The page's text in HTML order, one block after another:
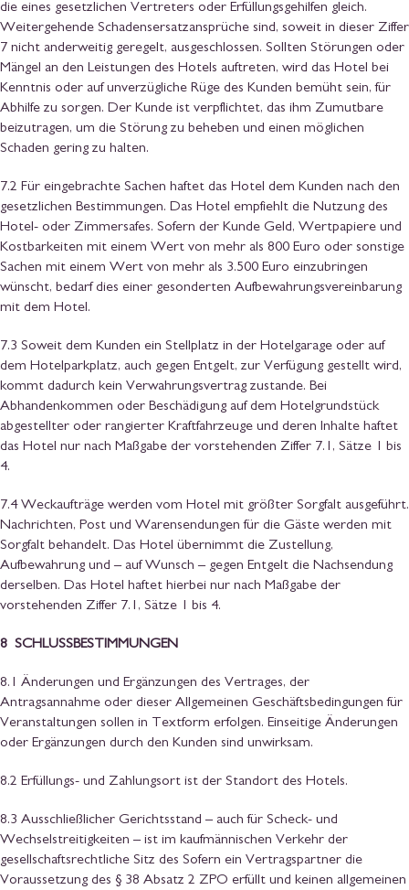
die eines gesetzlichen Vertreters oder Erfüllungsgehilfen gleich.
Weitergehende Schadensersatzansprüche sind, soweit in dieser Ziffer
7 nicht anderweitig geregelt, ausgeschlossen. Sollten Störungen oder
Mängel an den Leistungen des Hotels auftreten, wird das Hotel bei
Kenntnis oder auf unverzügliche Rüge des Kunden bemüht sein, für
Abhilfe zu sorgen. Der Kunde ist verpflichtet, das ihm Zumutbare
beizutragen, um die Störung zu beheben und einen möglichen
Schaden gering zu halten.
7.2 Für eingebrachte Sachen haftet das Hotel dem Kunden nach den
gesetzlichen Bestimmungen. Das Hotel empfiehlt die Nutzung des
Hotel- oder Zimmersafes. Sofern der Kunde Geld, Wertpapiere und
Kostbarkeiten mit einem Wert von mehr als 800 Euro oder sonstige
Sachen mit einem Wert von mehr als 3.500 Euro einzubringen
wünscht, bedarf dies einer gesonderten Aufbewahrungsvereinbarung
mit dem Hotel.
7.3 Soweit dem Kunden ein Stellplatz in der Hotelgarage oder auf
dem Hotelparkplatz, auch gegen Entgelt, zur Verfügung gestellt wird,
kommt dadurch kein Verwahrungsvertrag zustande. Bei
Abhandenkommen oder Beschädigung auf dem Hotelgrundstück
abgestellter oder rangierter Kraftfahrzeuge und deren Inhalte haftet
das Hotel nur nach Maßgabe der vorstehenden Ziffer 7.1, Sätze 1 bis
4.
7.4 Weckaufträge werden vom Hotel mit größter Sorgfalt ausgeführt.
Nachrichten, Post und Warensendungen für die Gäste werden mit
Sorgfalt behandelt. Das Hotel übernimmt die Zustellung,
Aufbewahrung und – auf Wunsch – gegen Entgelt die Nachsendung
derselben. Das Hotel haftet hierbei nur nach Maßgabe der
vorstehenden Ziffer 7.1, Sätze 1 bis 4.
8 SCHLUSSBESTIMMUNGEN
8.1 Änderungen und Ergänzungen des Vertrages, der
Antragsannahme oder dieser Allgemeinen Geschäftsbedingungen für
Veranstaltungen sollen in Textform erfolgen. Einseitige Änderungen
oder Ergänzungen durch den Kunden sind unwirksam.
8.2 Erfüllungs- und Zahlungsort ist der Standort des Hotels.
8.3 Ausschließlicher Gerichtsstand – auch für Scheck- und
Wechselstreitigkeiten – ist im kaufmännischen Verkehr der
gesellschaftsrechtliche Sitz des Sofern ein Vertragspartner die
Voraussetzung des § 38 Absatz 2 ZPO erfüllt und keinen allgemeinen